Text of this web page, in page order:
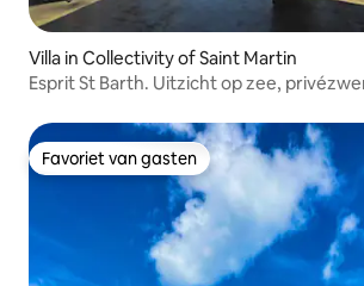
Villa in Collectivity of Saint Martin
Esprit St Barth. Uitzicht op zee,
Favoriet van gasten
Favoriet van gasten